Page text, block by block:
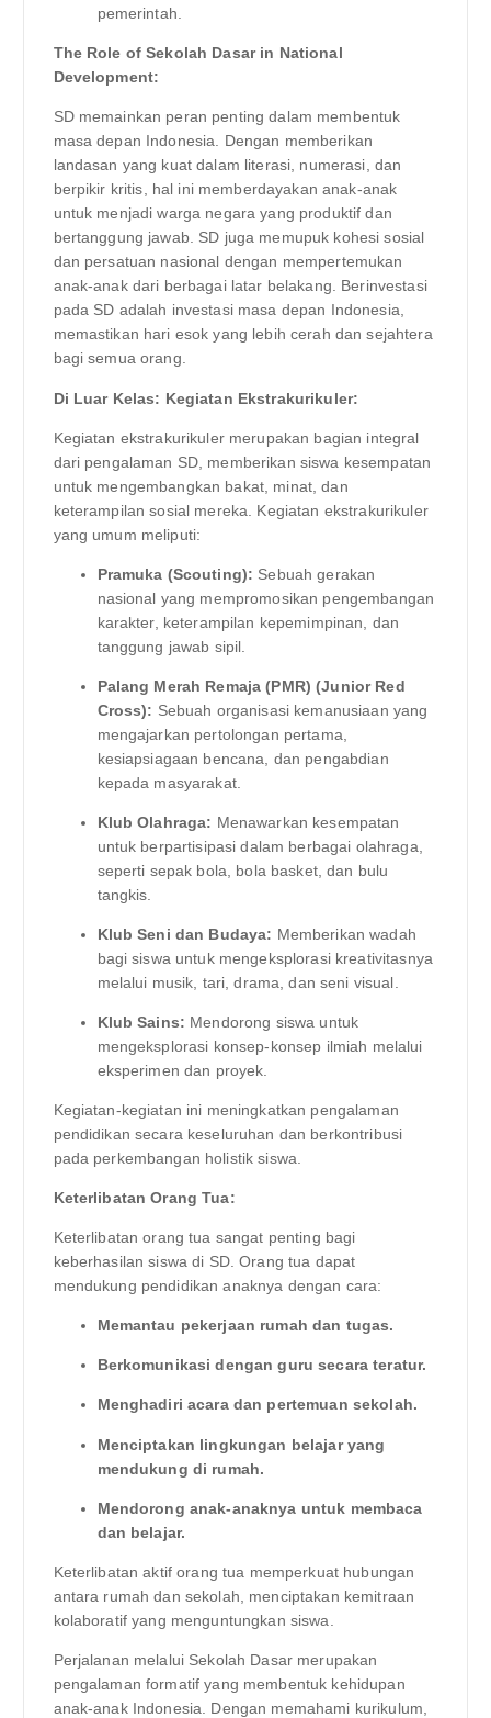
pemerintah.
The Role of Sekolah Dasar in National
Development:
SD memainkan peran penting dalam membentuk
masa depan Indonesia. Dengan memberikan
landasan yang kuat dalam literasi, numerasi, dan
berpikir kritis, hal ini memberdayakan anak-anak
untuk menjadi warga negara yang produktif dan
bertanggung jawab. SD juga memupuk kohesi sosial
dan persatuan nasional dengan mempertemukan
anak-anak dari berbagai latar belakang. Berinvestasi
pada SD adalah investasi masa depan Indonesia,
memastikan hari esok yang lebih cerah dan sejahtera
bagi semua orang.
Di Luar Kelas: Kegiatan Ekstrakurikuler:
Kegiatan ekstrakurikuler merupakan bagian integral
dari pengalaman SD, memberikan siswa kesempatan
untuk mengembangkan bakat, minat, dan
keterampilan sosial mereka. Kegiatan ekstrakurikuler
yang umum meliputi:
Pramuka (Scouting): Sebuah gerakan
nasional yang mempromosikan pengembangan
karakter, keterampilan kepemimpinan, dan
tanggung jawab sipil.
Palang Merah Remaja (PMR) (Junior Red
Cross): Sebuah organisasi kemanusiaan yang
mengajarkan pertolongan pertama,
kesiapsiagaan bencana, dan pengabdian
kepada masyarakat.
Klub Olahraga: Menawarkan kesempatan
untuk berpartisipasi dalam berbagai olahraga,
seperti sepak bola, bola basket, dan bulu
tangkis.
Klub Seni dan Budaya: Memberikan wadah
bagi siswa untuk mengeksplorasi kreativitasnya
melalui musik, tari, drama, dan seni visual.
Klub Sains: Mendorong siswa untuk
mengeksplorasi konsep-konsep ilmiah melalui
eksperimen dan proyek.
Kegiatan-kegiatan ini meningkatkan pengalaman
pendidikan secara keseluruhan dan berkontribusi
pada perkembangan holistik siswa.
Keterlibatan Orang Tua:
Keterlibatan orang tua sangat penting bagi
keberhasilan siswa di SD. Orang tua dapat
mendukung pendidikan anaknya dengan cara:
Memantau pekerjaan rumah dan tugas.
Berkomunikasi dengan guru secara teratur.
Menghadiri acara dan pertemuan sekolah.
Menciptakan lingkungan belajar yang
mendukung di rumah.
Mendorong anak-anaknya untuk membaca
dan belajar.
Keterlibatan aktif orang tua memperkuat hubungan
antara rumah dan sekolah, menciptakan kemitraan
kolaboratif yang menguntungkan siswa.
Perjalanan melalui Sekolah Dasar merupakan
pengalaman formatif yang membentuk kehidupan
anak-anak Indonesia. Dengan memahami kurikulum,